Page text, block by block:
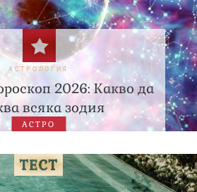
АСТРОЛОГИЯ
2026: Какво да
всяка зодия
АСТРО